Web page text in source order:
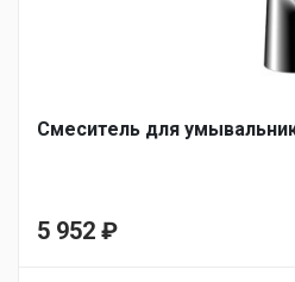
Смеситель для
5 952 ₽